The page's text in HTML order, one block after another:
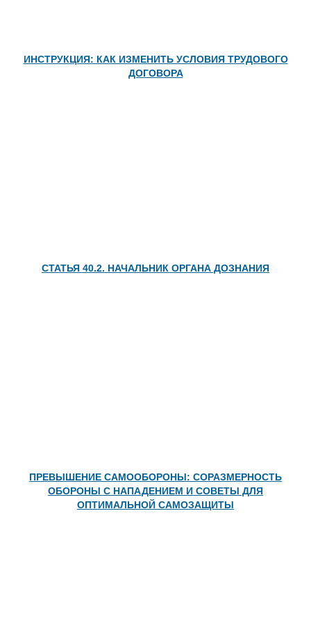
ИНСТРУКЦИЯ: КАК ИЗМЕНИТЬ УСЛОВИЯ ТРУДОВОГО
ДОГОВОРА
СТАТЬЯ 40.2. НАЧАЛЬНИК ОРГАНА ДОЗНАНИЯ
ПРЕВЫШЕНИЕ САМООБОРОНЫ: СОРАЗМЕРНОСТЬ
ОБОРОНЫ С НАПАДЕНИЕМ И СОВЕТЫ ДЛЯ
ОПТИМАЛЬНОЙ САМОЗАЩИТЫ